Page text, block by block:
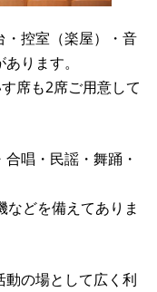
・控室（楽屋）・音
ります。
席も2席ご用意して
唱・民謡・舞踊・
などを備えてありま
の場として広く利